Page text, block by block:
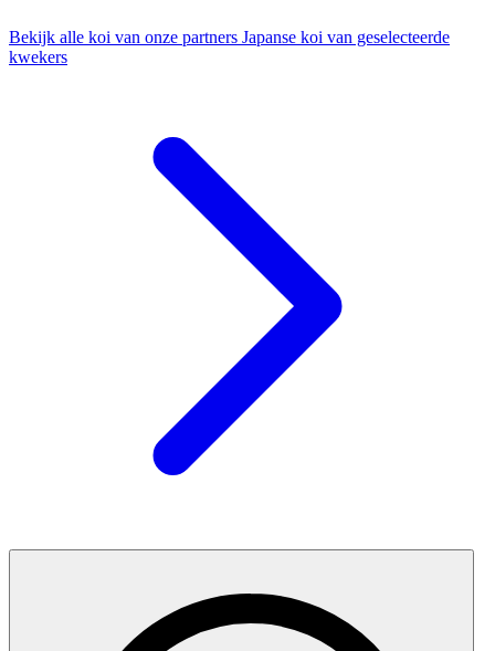
Bekijk alle koi van onze partners Japanse koi van geselecteerde
kwekers